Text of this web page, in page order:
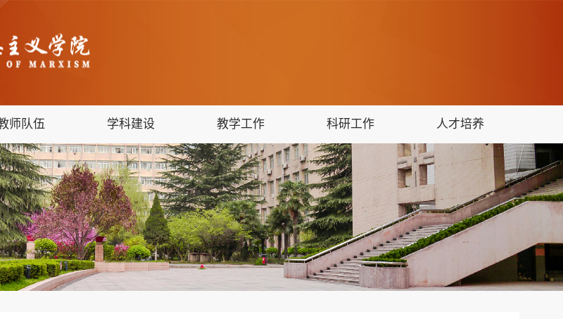
师队伍 学科建设 教学工作 科研工作 人才培养